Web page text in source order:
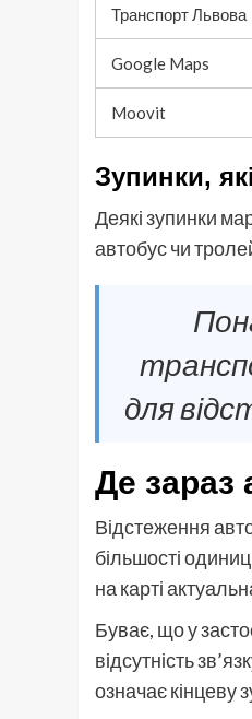
Транспорт Львова
Google Maps
Moovit
Зупинки,
Деякі зупинки
автобус чи
для
Де зараз
Відстеження
більшості
на карті
Буває, що у
відсутність
означає кінцеву